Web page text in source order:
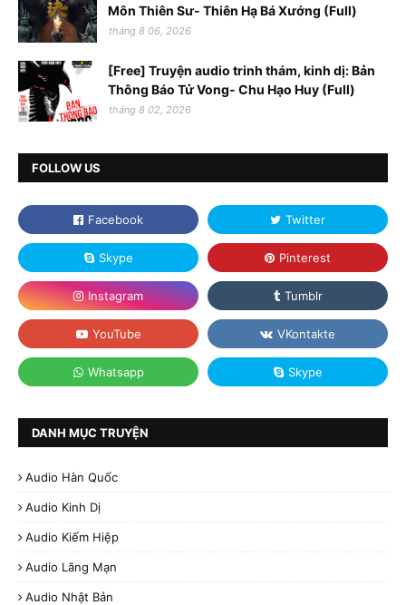
Môn Thiên Sư- Thiên Hạ Bá Xướng (Full)
tháng 8 06, 2026
[Free] Truyện audio trinh thám, kinh dị: Bản
Thông Báo Tử Vong- Chu Hạo Huy (Full)
tháng 8 02, 2026
FOLLOW US
DANH MỤC TRUYỆN
Audio Hàn Quốc
Audio Kinh Dị
Audio Kiếm Hiệp
Audio Lãng Mạn
Audio Nhật Bản